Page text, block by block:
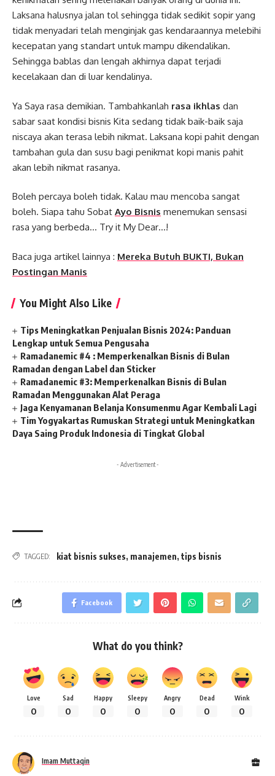
Laksana halusnya jalan tol sehingga tidak sedikit sopir yang
tidak menyadari telah menginjak gas kendaraannya melebihi
kecepatan yang standart untuk mampu dikendalikan.
Sehingga bablas dan lengah akhirnya dapat terjadi
kecelakaan dan di luar kendalinya.
Ya Saya rasa demikian. Tambahkanlah rasa ikhlas dan
sabar saat kondisi bisnis Kita sedang tidak baik-baik saja
niscaya akan terasa lebih nikmat. Laksana kopi pahit dengan
tambahan gula dan susu bagi penikmat kopi manis pahit
akan lebih nikmat rasanya.
Boleh percaya boleh tidak. Kalau mau mencoba sangat
boleh. Siapa tahu Sobat Ayo Bisnis menemukan sensasi
rasa yang berbeda… Try it My Dear…!
Baca juga artikel lainnya : Mereka Butuh BUKTI, Bukan
Postingan Manis
You Might Also Like
Tips Meningkatkan Penjualan Bisnis 2024: Panduan
Lengkap untuk Semua Pengusaha
Ramadanemic #4 : Memperkenalkan Bisnis di Bulan
Ramadan dengan Label dan Sticker
Ramadanemic #3: Memperkenalkan Bisnis di Bulan
Ramadan Menggunakan Alat Peraga
Jaga Kenyamanan Belanja Konsumenmu Agar Kembali Lagi
Tim Yogyakartas Rumuskan Strategi untuk Meningkatkan
Daya Saing Produk Indonesia di Tingkat Global
- Advertisement -
TAGGED: kiat bisnis sukses, manajemen, tips bisnis
Facebook
What do you think?
Love
0
Sad
0
Happy
0
Sleepy
0
Angry
0
Dead
0
Wink
0
Imam Muttaqin